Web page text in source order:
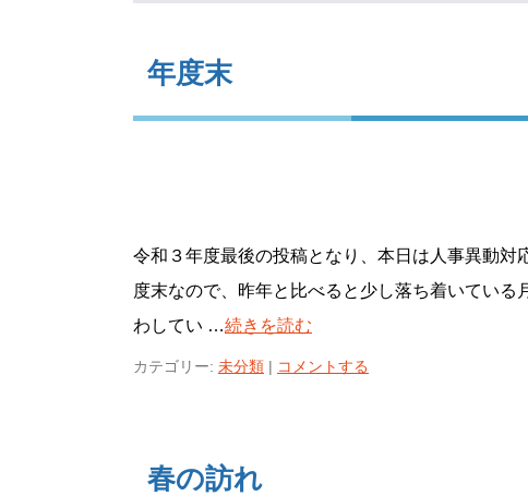
年度末
令和３年度最後の投稿となり、本日は人事異動
度末なので、昨年と比べると少し落ち着いてい
わしてい …続きを読む
カテゴリー: 未分類 | コメントする
春の訪れ